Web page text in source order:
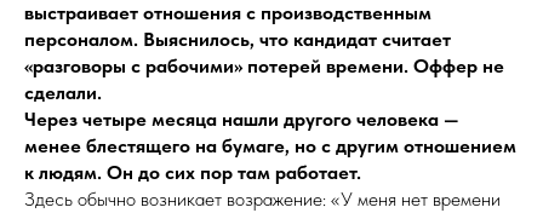
выстраивает отношения с производственным
персоналом. Выяснилось, что кандидат считает
«разговоры с рабочими» потерей времени. Оффер не
сделали.
Через четыре месяца нашли другого человека —
менее блестящего на бумаге, но с другим отношением
к людям. Он до сих пор там работает.
Здесь обычно возникает возражение: «У меня нет времени